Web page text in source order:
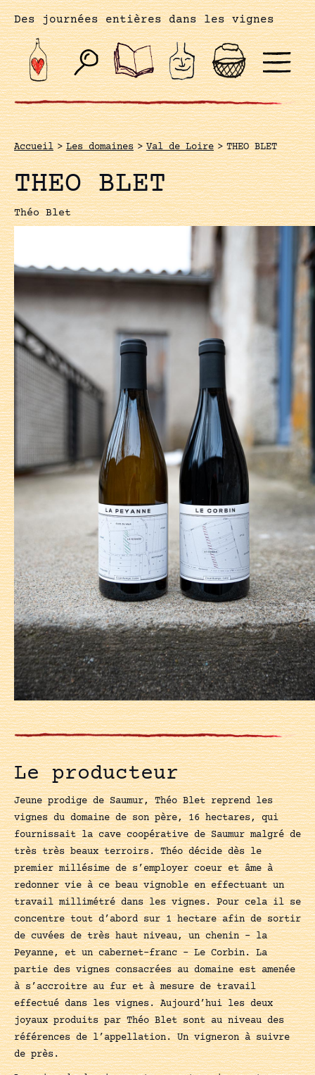
Des journées entières dans les vignes
Accueil > Les domaines > Val de Loire > THEO BLET
THEO BLET
Théo Blet
Le producteur
Jeune prodige de Saumur, Théo Blet reprend les
vignes du domaine de son père, 16 hectares, qui
fournissait la cave coopérative de Saumur malgré de
très très beaux terroirs. Théo décide dès le
premier millésime de s’employer coeur et âme à
redonner vie à ce beau vignoble en effectuant un
travail millimétré dans les vignes. Pour cela il se
concentre tout d’abord sur 1 hectare afin de sortir
de cuvées de très haut niveau, un chenin – la
Peyanne, et un cabernet-franc – Le Corbin. La
partie des vignes consacrées au domaine est amenée
à s’accroitre au fur et à mesure de travail
effectué dans les vignes. Aujourd’hui les deux
joyaux produits par Théo Blet sont au niveau des
références de l’appellation. Un vigneron à suivre
de près.